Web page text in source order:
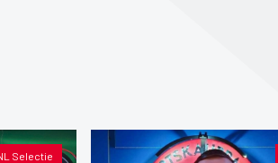
Selectie